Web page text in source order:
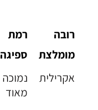
רובה
מומלצת
אקרילית
רמת
ספיגה
נמוכה
מאוד